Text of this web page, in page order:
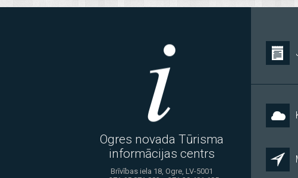
Ogres novada Tūrisma
informācijas centrs
Brīvības iela 18, Ogre, LV-5001